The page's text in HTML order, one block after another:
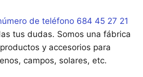
de teléfono 684 45 27 21
tus dudas. Somos una fábrica
y accesorios para
campos, solares, etc.